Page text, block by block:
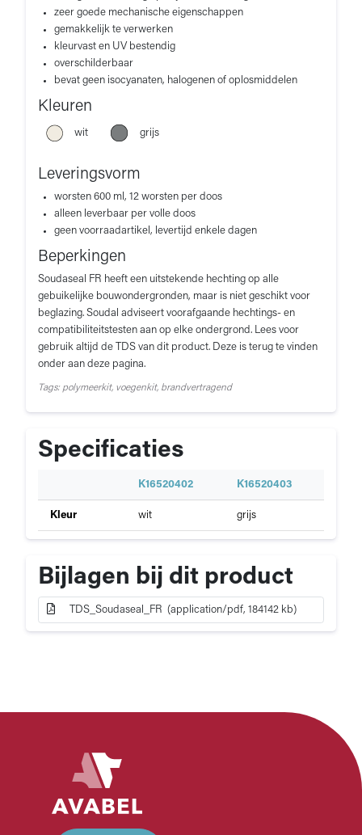
zeer goede mechanische eigenschappen
gemakkelijk te verwerken
kleurvast en UV bestendig
overschilderbaar
bevat geen isocyanaten, halogenen of oplosmiddelen
Kleuren
wit grijs
Leveringsvorm
worsten 600 ml, 12 worsten per doos
alleen leverbaar per volle doos
geen voorraadartikel, levertijd enkele dagen
Beperkingen
Soudaseal FR heeft een uitstekende hechting op alle
gebuikelijke bouwondergronden, maar is niet geschikt voor
beglazing. Soudal adviseert voorafgaande hechtings- en
compatibiliteitstesten aan op elke ondergrond. Lees voor
gebruik altijd de TDS van dit product. Deze is terug te vinden
onder aan deze pagina.
Tags: polymeerkit, voegenkit, brandvertragend
Specificaties
Specificaties
Soudaseal
p
e
c
f
i
c
K16520402 K16520403
Kleur wit grijs
Bijlagen bij dit product
TDS_Soudaseal_FR (application/pdf, 184142 kb)